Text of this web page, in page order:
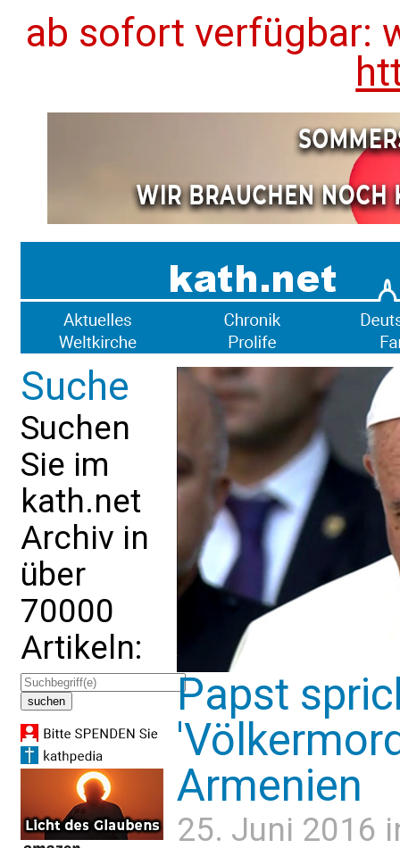
ab sofort verfügbar:
Suche
Suchen
Sie im
kath.net
Archiv in
über
70000
Artikeln:
Papst
Armenien
25. Juni 2016